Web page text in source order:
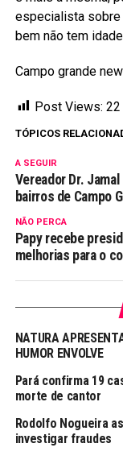
especialista sobre
bem não tem
Campo grande
Post Views: 22
TÓPICOS
A SEGUIR
Vereador Dr.
bairros de Campo
NÃO PERCA
Papy recebe
melhorias para o
NATURA
HUMOR ENVOLVE
Pará confirma 19
morte de cantor
Rodolfo Nogueira
investigar fraudes